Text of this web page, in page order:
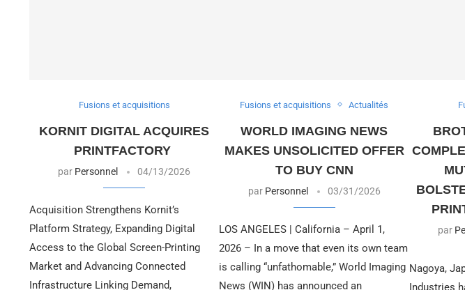
Fusions et acquisitions
KORNIT DIGITAL ACQUIRES
PRINTFACTORY
par Personnel 04/13/2026
Acquisition Strengthens Kornit’s
Platform Strategy, Expanding Digital
Access to the Global Screen-Printing
Market and Advancing Connected
Infrastructure Linking Demand,
Fusions et acquisitions Actualités
WORLD IMAGING NEWS
MAKES UNSOLICITED OFFER
TO BUY CNN
par Personnel 03/31/2026
LOS ANGELES | California – April 1,
2026 – In a move that even its own team
is calling “unfathomable,” World Imaging
News (WIN) has announced an
par
Nagoya,
Industries